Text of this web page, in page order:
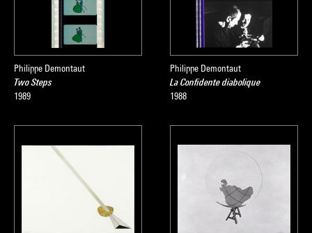
Philippe Demontaut
Two Steps
1989
Philippe Demontaut
La Confidente diabolique
1988